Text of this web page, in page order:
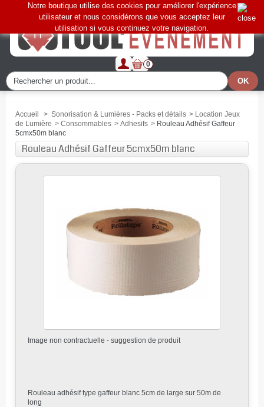
0
Notre boutique utilise des cookies pour améliorer l'expérience
utilisateur et nous considérons que vous acceptez leur
utilisation si vous continuez votre navigation.
Accueil > Sonorisation & Lumières - Packs et détails > Location Jeux
de Lumière > Consommables > Adhesifs > Rouleau Adhésif Gaffeur
5cmx50m blanc
Rouleau Adhésif Gaffeur 5cmx50m blanc
Image non contractuelle - suggestion de produit
Rouleau adhésif type gaffeur blanc 5cm de large sur 50m de
long